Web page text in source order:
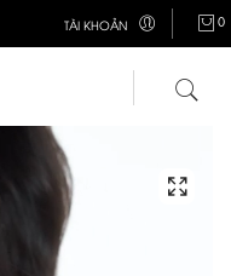
TÀI KHOẢN 0